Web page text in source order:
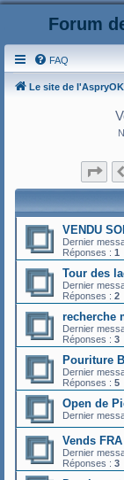
Forum
FAQ
Le site de l'AspryOK
Page
VENDU
Dernier
Réponses : 1
Tour des
Dernier
Réponses : 2
recherche
Dernier
Réponses : 3
Pouriture
Dernier
Réponses : 5
Open de
Dernier
Vends FRA
Dernier
Réponses : 3